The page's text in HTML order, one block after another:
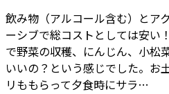
飲み物（アルコール含む）とア
ーシブで総コストとしては安い
で野菜の収穫、にんじん、小松
いいの？という感じでした。お
リももらって夕食時にサラ…